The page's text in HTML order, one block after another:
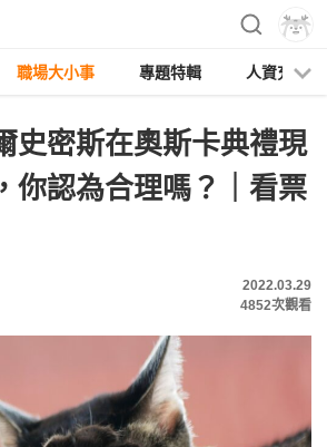
職場大小事 專題特輯 人資充電
史密斯在奧斯卡典禮現
你認為合理嗎？｜看票
2022.03.29
4852次觀看